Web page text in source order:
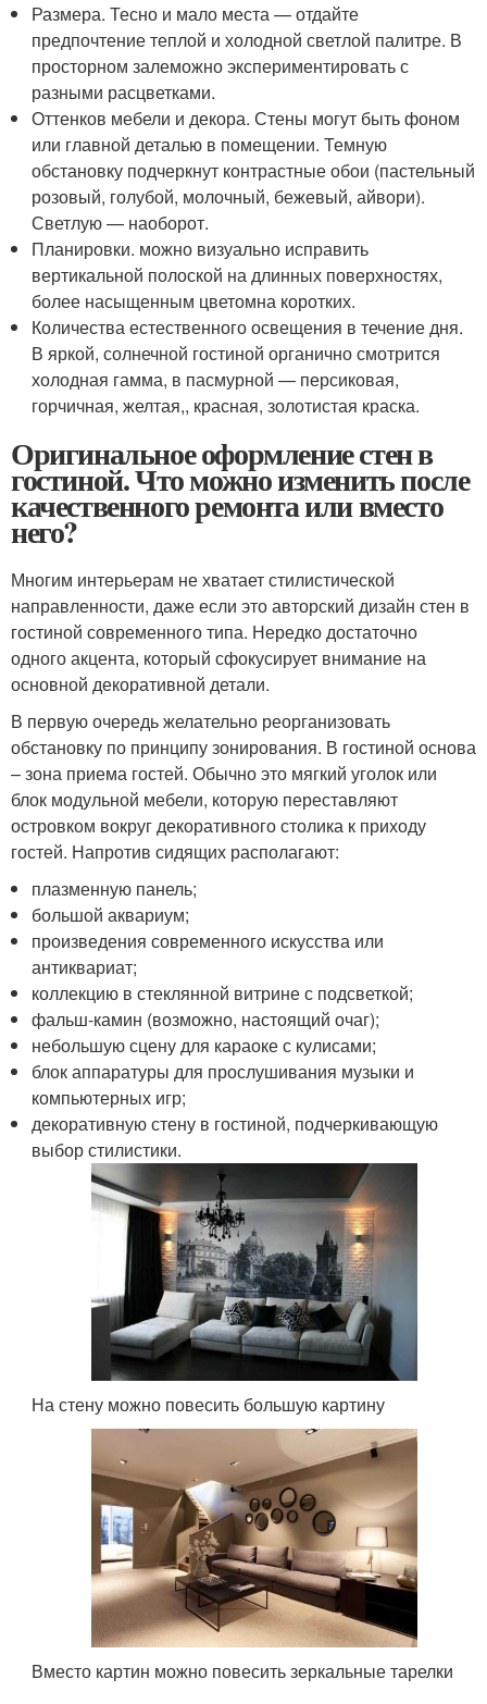
Размера. Тесно и мало места — отдайте
предпочтение теплой и холодной светлой палитре. В
просторном залеможно экспериментировать с
разными расцветками.
Оттенков мебели и декора. Стены могут быть фоном
или главной деталью в помещении. Темную
обстановку подчеркнут контрастные обои (пастельный
розовый, голубой, молочный, бежевый, айвори).
Светлую — наоборот.
Планировки. можно визуально исправить
вертикальной полоской на длинных поверхностях,
более насыщенным цветомна коротких.
Количества естественного освещения в течение дня.
В яркой, солнечной гостиной органично смотрится
холодная гамма, в пасмурной — персиковая,
горчичная, желтая,, красная, золотистая краска.
Оригинальное оформление стен в
гостиной. Что можно изменить после
качественного ремонта или вместо
него?
Многим интерьерам не хватает стилистической
направленности, даже если это авторский дизайн стен в
гостиной современного типа. Нередко достаточно
одного акцента, который сфокусирует внимание на
основной декоративной детали.
В первую очередь желательно реорганизовать
обстановку по принципу зонирования. В гостиной основа
– зона приема гостей. Обычно это мягкий уголок или
блок модульной мебели, которую переставляют
островком вокруг декоративного столика к приходу
гостей. Напротив сидящих располагают:
плазменную панель;
большой аквариум;
произведения современного искусства или
антиквариат;
коллекцию в стеклянной витрине с подсветкой;
фальш-камин (возможно, настоящий очаг);
небольшую сцену для караоке с кулисами;
блок аппаратуры для прослушивания музыки и
компьютерных игр;
декоративную стену в гостиной, подчеркивающую
выбор стилистики.
На стену можно повесить большую картину
Вместо картин можно повесить зеркальные тарелки